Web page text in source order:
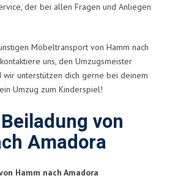
der bei allen Fragen und Anliegen
Möbeltransport von Hamm nach
uns, den Umzugsmeister
wir unterstützen dich gerne bei deinem
Umzug zum Kinderspiel!
von
Amadora
Hamm nach Amadora